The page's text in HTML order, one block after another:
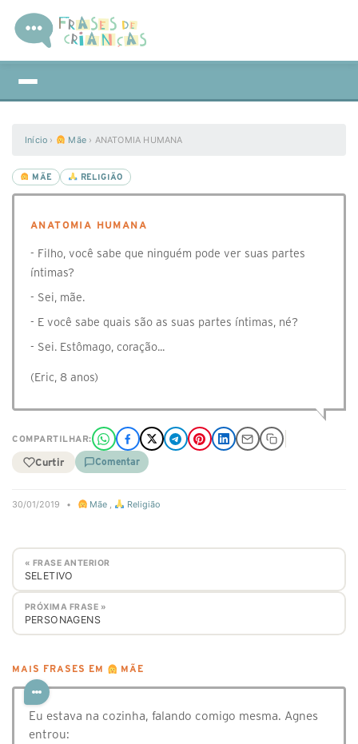
Início › Mãe › ANATOMIA HUMANA
MÃE RELIGIÃO
ANATOMIA HUMANA
- Filho, você sabe que ninguém pode ver suas partes
íntimas?
- Sei, mãe.
- E você sabe quais são as suas partes íntimas, né?
- Sei. Estômago, coração...
(Eric, 8 anos)
COMPARTILHAR:
Curtir Comentar
30/01/2019 • Mãe , Religião
« FRASE ANTERIOR
SELETIVO
PRÓXIMA FRASE »
PERSONAGENS
MAIS FRASES EM MÃE
Eu estava na cozinha, falando comigo mesma. Agnes
entrou: